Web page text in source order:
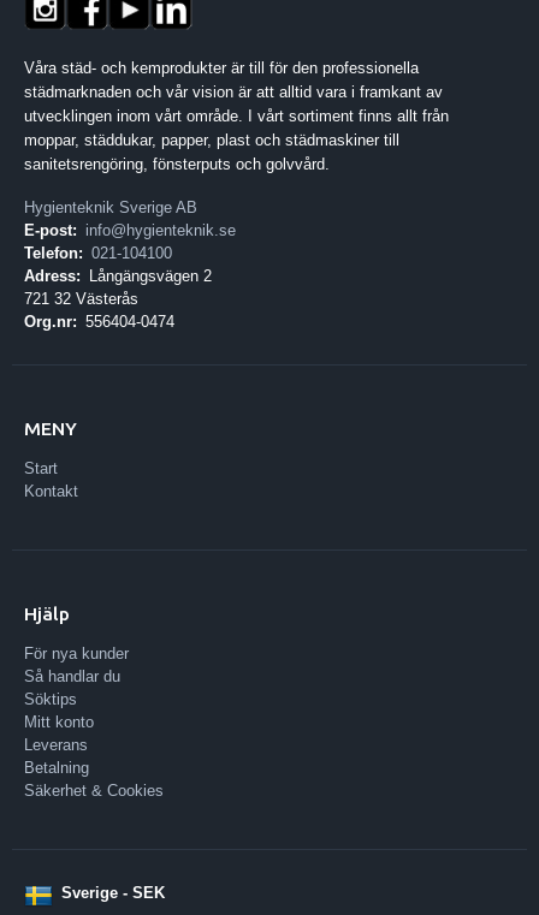
Våra städ- och kemprodukter är till för den professionella
städmarknaden och vår vision är att alltid vara i framkant av
utvecklingen inom vårt område. I vårt sortiment finns allt från
moppar, städdukar, papper, plast och städmaskiner till
sanitetsrengöring, fönsterputs och golvvård.
Hygienteknik Sverige AB
E-post: info@hygienteknik.se
Telefon: 021-104100
Adress:
Långängsvägen 2
721 32 Västerås
Org.nr: 556404-0474
MENY
Start
Kontakt
Hjälp
För nya kunder
Så handlar du
Söktips
Mitt konto
Leverans
Betalning
Säkerhet & Cookies
Sverige - SEK